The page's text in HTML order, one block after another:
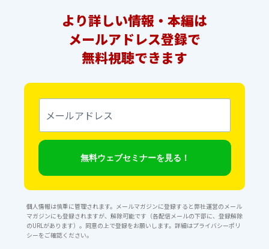
より詳しい情報・本編は
メールアドレス登録で
無料視聴できます
メ
ル
ア
ド
ス
無料ウェブセミナーを見る！
個人情報は慎重に管理されます。メールマガジンに登録すると弊社運営のメール
マガジンにも登録されますが、解除可能です（各配信メールの下部に、登録解除
のURLがあります）。同意の上で登録をお願いします。詳細はプライバシーポリ
シーをご確認ください。